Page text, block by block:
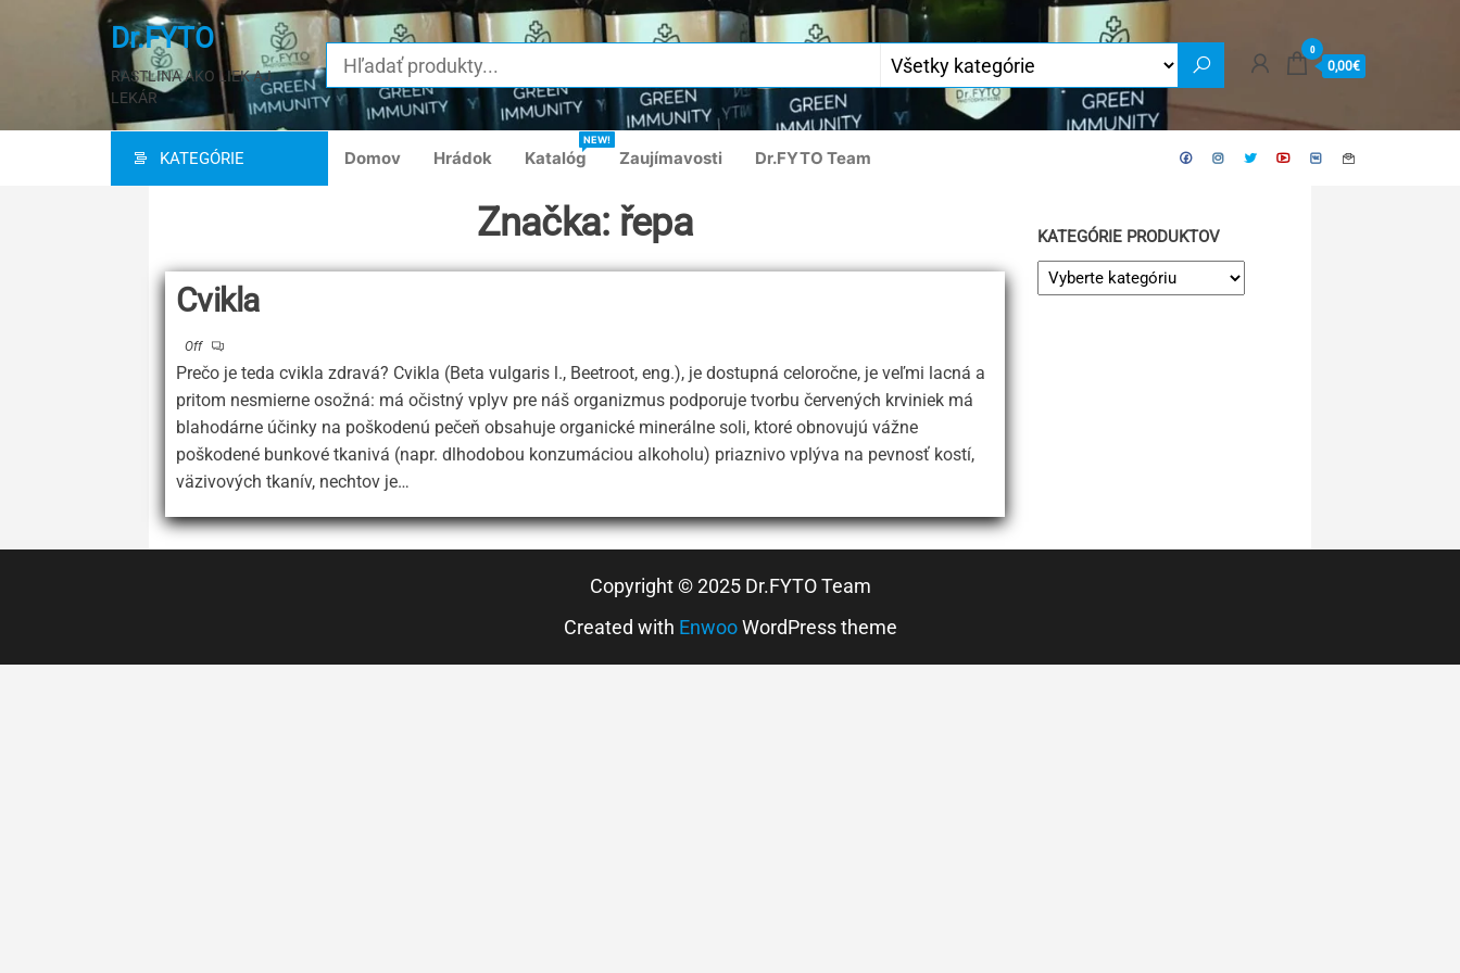
Dr.FYTO
RASTLINA AKO LIEK AJ
LEKÁR
0
0,00€
KATEGÓRIE Domov Hrádok Katalóg
NEW!
Zaujímavosti Dr.FYTO Team
Značka: řepa
Cvikla
Off
Prečo je teda cvikla zdravá? Cvikla (Beta vulgaris l., Beetroot, eng.), je dostupná celoročne, je veľmi lacná a
pritom nesmierne osožná: má očistný vplyv pre náš organizmus podporuje tvorbu červených krviniek má
blahodárne účinky na poškodenú pečeň obsahuje organické minerálne soli, ktoré obnovujú vážne
poškodené bunkové tkanivá (napr. dlhodobou konzumáciou alkoholu) priaznivo vplýva na pevnosť kostí,
väzivových tkanív, nechtov je…
KATEGÓRIE PRODUKTOV
Copyright © 2025 Dr.FYTO Team
Created with EnwooWordPress theme